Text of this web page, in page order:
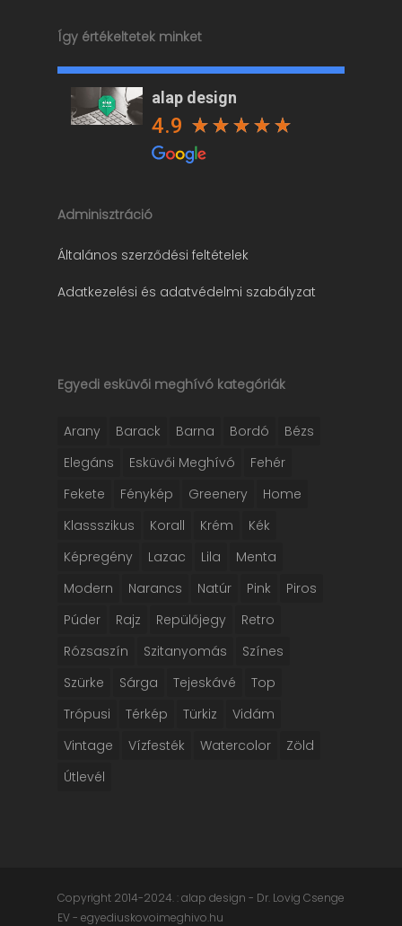
Így értékeltetek minket
alap design
4.9
Adminisztráció
Általános szerződési feltételek
Adatkezelési és adatvédelmi szabályzat
Egyedi esküvői meghívó kategóriák
Arany Barack Barna Bordó
Bézs
Elegáns
Esküvői Meghívó
Fehér
Fekete
Fénykép Greenery
Home
Klassszikus
Korall Krém
Kék
Képregény
Lazac Lila
Menta
Modern
Narancs Natúr Pink
Piros
Púder
Rajz Repülőjegy
Retro
Rózsaszín
Szitanyomás
Színes
Szürke
Sárga Tejeskávé
Top
Trópusi
Térkép Türkiz
Vidám
Vintage
Vízfesték Watercolor
Zöld
Útlevél
Copyright 2014-2024. : alap design - Dr. Lovig Csenge
EV - egyediuskovoimeghivo.hu